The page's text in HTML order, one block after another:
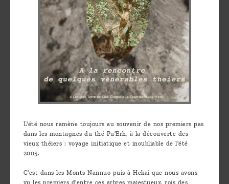
L'été nous ramène toujours au souvenir de nos premiers pas
dans les montagnes du thé Pu'Erh, à la découverte des
vieux théiers : voyage initiatique et inoubliable de l'été
2005.
C'est dans les Monts Nannuo puis à Hekai que nous avons
vu les premiers d'entre ces arbres majestueux, rois des